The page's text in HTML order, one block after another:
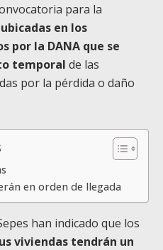
para la
en los
por la DANA que se
temporal de las
por la pérdida o daño
en orden de llegada
han indicado que los
viviendas tendrán un